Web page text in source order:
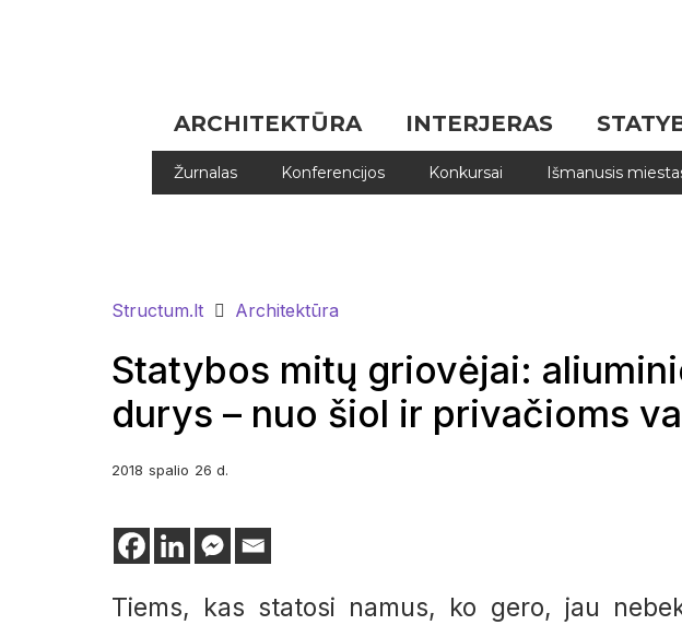
ARCHITEKTŪRA INTERJERAS
Žurnalas Konferencijos Konkursai Išmanusis
Structum.lt Architektūra
Statybos mitų griovėjai:
durys – nuo šiol ir privačioms
2018 spalio 26 d.
Tiems, kas statosi namus, ko gero, jau